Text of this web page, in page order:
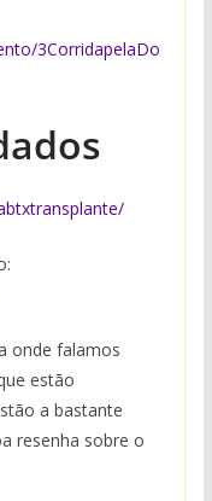
3CorridapelaDo
onde falamos
estão
a bastante
resenha sobre o